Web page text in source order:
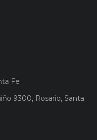
Fe
9300, Rosario, Santa